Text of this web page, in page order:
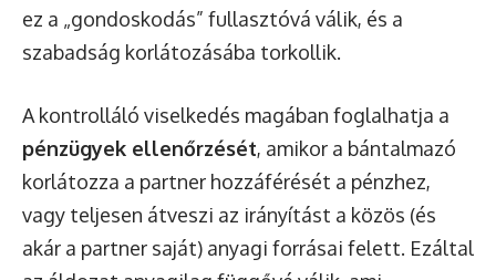
ez a „gondoskodás” fullasztóvá válik, és a
szabadság korlátozásába torkollik.
A kontrolláló viselkedés magában foglalhatja a
pénzügyek ellenőrzését, amikor a bántalmazó
korlátozza a partner hozzáférését a pénzhez,
vagy teljesen átveszi az irányítást a közös (és
akár a partner saját) anyagi forrásai felett. Ezáltal